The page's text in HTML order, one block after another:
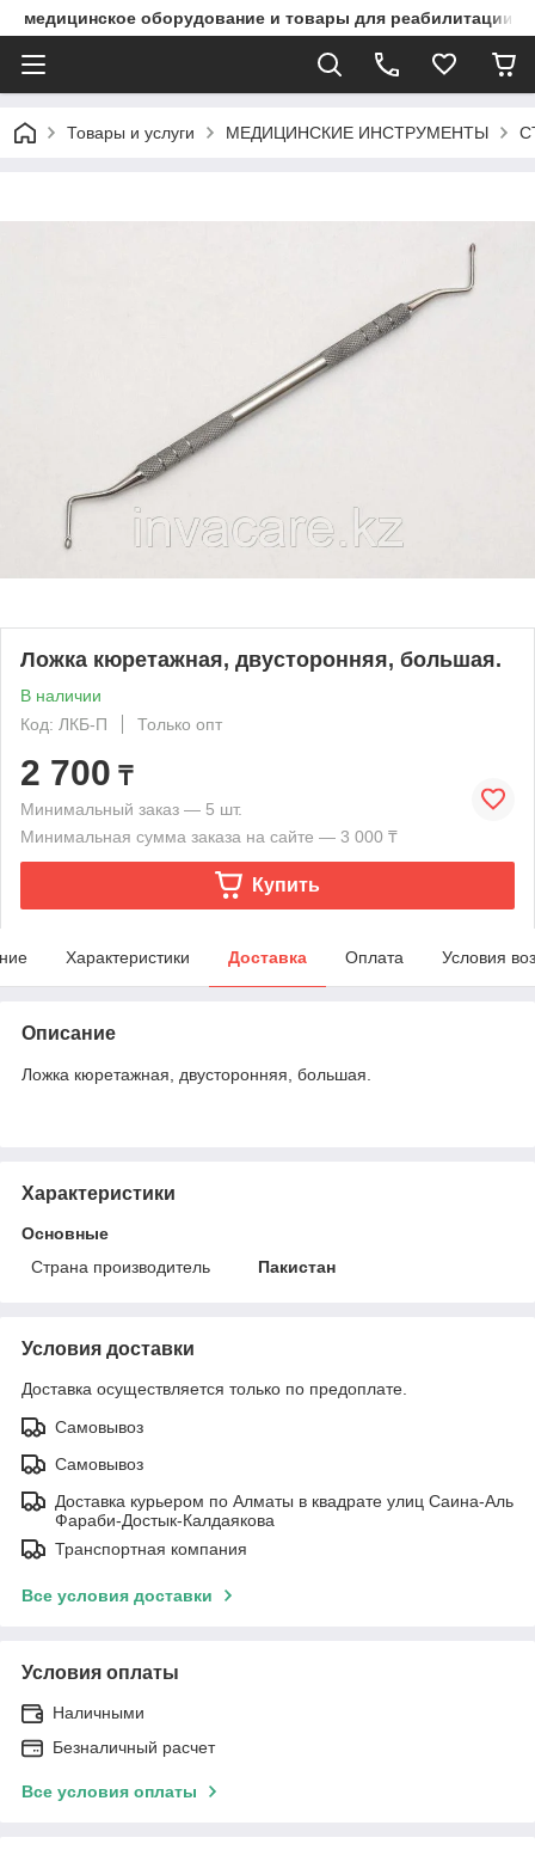
медицинское оборудование и товары для реабилитации
Товары и услуги МЕДИЦИНСКИЕ ИНСТРУМЕНТЫ
Ложка кюретажная, двусторонняя, большая.
В наличии
Код: ЛКБ-П
Только опт
2 700 ₸
Минимальный заказ — 5 шт.
Минимальная сумма заказа на сайте — 3 000 ₸
Купить
Характеристики Доставка Оплата Условия
Описание
Ложка кюретажная, двусторонняя, большая.
Характеристики
Основные
Страна производитель
Пакистан
Условия доставки
Доставка осуществляется только по предоплате.
Самовывоз
Самовывоз
Доставка курьером по Алматы в квадрате улиц Саина-Аль
Фараби-Достык-Калдаякова
Транспортная компания
Все условия доставки
Условия оплаты
Наличными
Безналичный расчет
Все условия оплаты